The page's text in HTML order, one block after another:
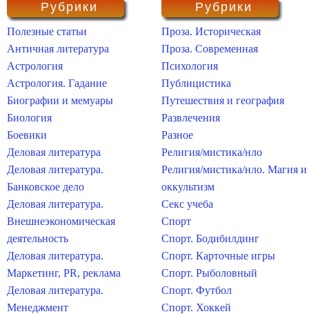
Рубрики
Полезные статьи
Античная литература
Астрология
Астрология. Гадание
Биографии и мемуары
Биология
Боевики
Деловая литература
Деловая литература.
Банковское дело
Деловая литература.
Внешнеэкономическая
деятельность
Деловая литература.
Маркетинг, PR, реклама
Деловая литература.
Менеджмент
Рубрики
Проза. Историческая
Проза. Современная
Психология
Публицистика
Путешествия и география
Развлечения
Разное
Религия/мистика/нло
Религия/мистика/нло. Магия и
оккультизм
Секс учеба
Спорт
Спорт. Бодибилдинг
Спорт. Карточные игры
Спорт. Рыболовный
Спорт. Футбол
Спорт. Хоккей